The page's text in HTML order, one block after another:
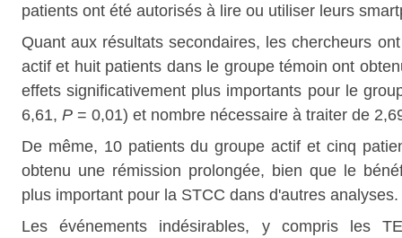
patients ont été autorisés à lire ou utiliser leurs
Quant aux résultats secondaires, les chercheurs
actif et huit patients dans le groupe témoin ont
effets significativement plus importants pour le
6,61, P = 0,01) et nombre nécessaire à traiter de
De même, 10 patients du groupe actif et cinq
obtenu une rémission prolongée, bien que le
plus important pour la STCC dans d'autres analyses.
Les événements indésirables, y compris les